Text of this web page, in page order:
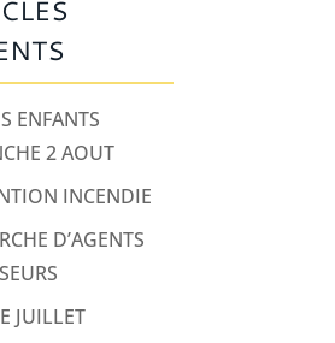
ENFANTS
2 AOUT
INCENDIE
D’AGENTS
JUILLET